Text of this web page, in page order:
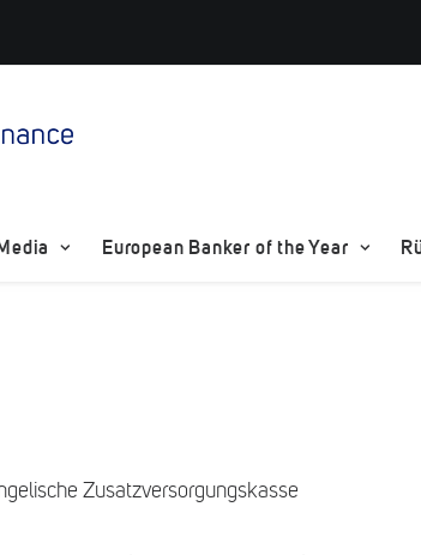
European Banker of the Year
Zusatzversorgungskasse